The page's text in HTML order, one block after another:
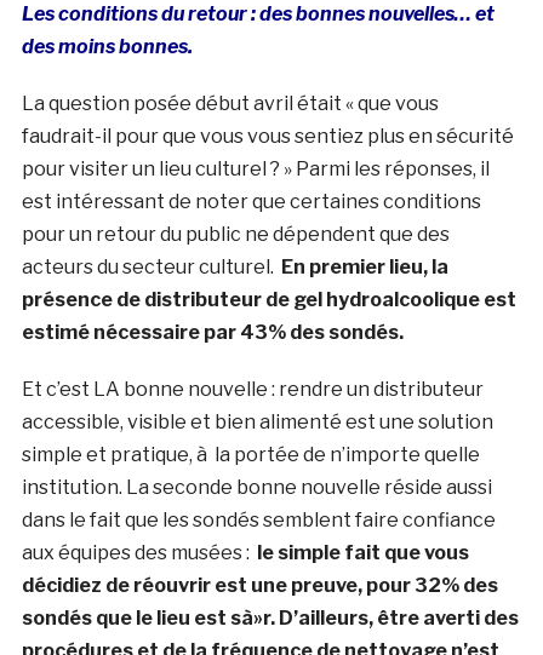
Les conditions du retour : des bonnes nouvelles… et
des moins bonnes.
La question posée début avril était « que vous
faudrait-il pour que vous vous sentiez plus en sécurité
pour visiter un lieu culturel ? » Parmi les réponses, il
est intéressant de noter que certaines conditions
pour un retour du public ne dépendent que des
acteurs du secteur culturel. En premier lieu, la
présence de distributeur de gel hydroalcoolique est
estimé nécessaire par 43% des sondés.
Et c’est LA bonne nouvelle : rendre un distributeur
accessible, visible et bien alimenté est une solution
simple et pratique, à la portée de n’importe quelle
institution. La seconde bonne nouvelle réside aussi
dans le fait que les sondés semblent faire confiance
aux équipes des musées : le simple fait que vous
décidiez de réouvrir est une preuve, pour 32% des
sondés que le lieu est sà»r. D’ailleurs, être averti des
procédures et de la fréquence de nettoyage n’est